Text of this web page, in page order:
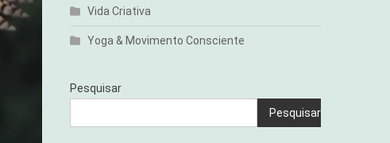
Vida Criativa
Yoga & Movimento Consciente
Pesquisar
Pesquisar